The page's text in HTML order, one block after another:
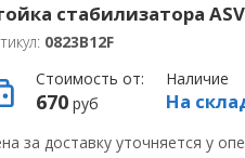
стабилизатора
0823B12F
Стоимость от:
670руб
Наличие
На
за доставку уточняется у